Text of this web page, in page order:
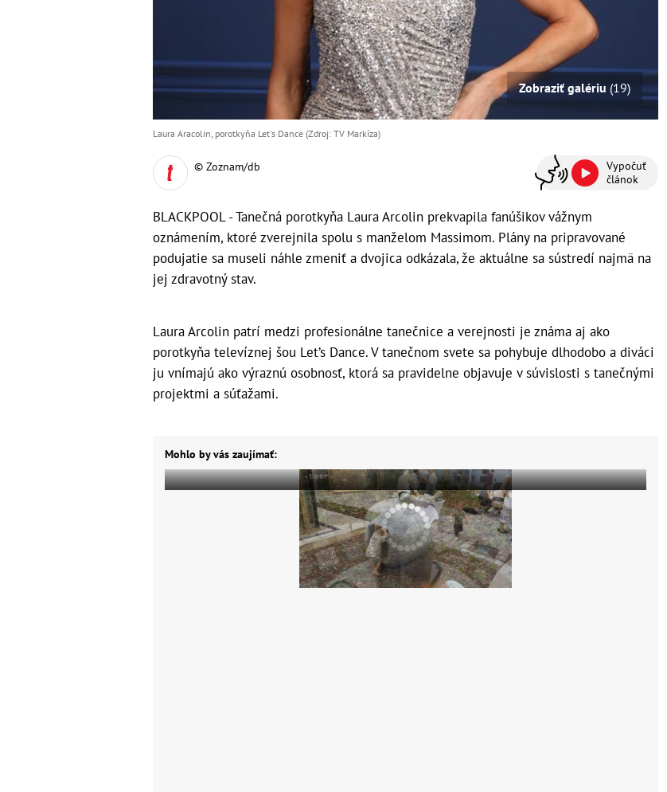
Zobraziť galériu (19)
Laura Aracolin, porotkyňa Let's Dance (Zdroj: TV Markíza)
© Zoznam/db
Vypočuť
článok
BLACKPOOL - Tanečná porotkyňa Laura Arcolin prekvapila fanúšikov vážnym
oznámením, ktoré zverejnila spolu s manželom Massimom. Plány na pripravované
podujatie sa museli náhle zmeniť a dvojica odkázala, že aktuálne sa sústredí najmä na
jej zdravotný stav.
Laura Arcolin patrí medzi profesionálne tanečnice a verejnosti je známa aj ako
porotkyňa televíznej šou Let’s Dance. V tanečnom svete sa pohybuje dlhodobo a diváci
ju vnímajú ako výraznú osobnosť, ktorá sa pravidelne objavuje v súvislosti s tanečnými
projektmi a súťažami.
Mohlo by vás zaujímať: